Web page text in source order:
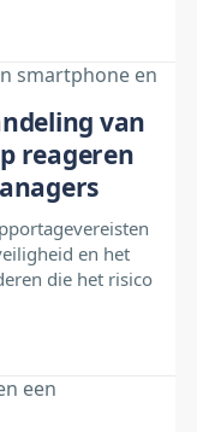
van
reageren
en het
die het risico